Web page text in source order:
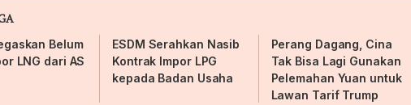
Belum
LNG dari AS
ESDM Serahkan Nasib
Kontrak Impor LPG
kepada Badan Usaha
Perang Dagang, Cina
Tak Bisa Lagi Gunakan
Pelemahan Yuan untuk
Lawan Tarif Trump